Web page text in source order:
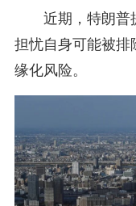
近期，特朗普
担忧自身可能被排
缘化风险。